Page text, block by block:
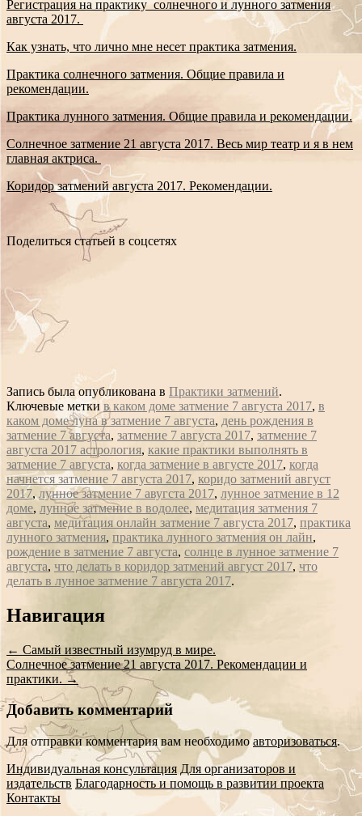
Регистрация на практику солнечного и лунного затмения
августа 2017.
Как узнать, что лично мне несет практика затмения.
Практика солнечного затмения. Общие правила и
рекомендации.
Практика лунного затмения. Общие правила и рекомендации.
Солнечное затмение 21 августа 2017. Весь мир театр и я в нем
главная актриса.
Коридор затмений августа 2017. Рекомендации.
Поделиться статьей в соцсетях
Запись была опубликована в Практики затмений.
Ключевые метки в каком доме затмение 7 августа 2017, в
каком доме луна в затмение 7 августа, день рождения в
затмение 7 августа, затмение 7 августа 2017, затмение 7
августа 2017 астрология, какие практики выполнять в
затмение 7 августа, когда затмение в августе 2017, когда
начнется затмение 7 августа 2017, коридо затмений август
2017,лунное затмение 7 авугста 2017, лунное затмение в 12
доме, лунное затмение в водолее, медитация затмения 7
августа, медитация онлайн затмение 7 августа 2017, практика
лунного затмения, практика лунного затмения он лайн,
рождение в затмение 7 августа, солнце в лунное затмение 7
августа, что делать в коридор затмений август 2017, что
делать в лунное затмение 7 августа 2017.
Сообщение
Навигация
← Самый известный изумруд в мире.
Солнечное затмение 21 августа 2017. Рекомендации и
практики. →
Добавить комментарий
Для отправки комментария вам необходимоавторизоваться.
Индивидуальная консультация Для организаторов и
издательств Благодарность и помощь в развитии проекта
Контакты